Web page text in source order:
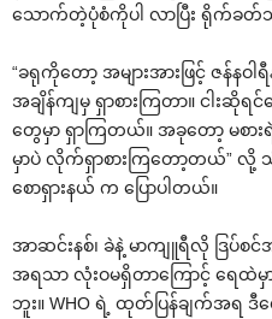
သောက်တဲ့ပုံစံကိုပါ လာပြီး ရိုက်ခတ်သွ
“ခရုကိုတော့ အများအားဖြင့် ဇန်န
အချိန်ကျမှ ရှာစားကြတာ။ ငါးဆို
တွေမှာ ရှာကြတယ်။ အခုတော့ မစားရဲ
မှာပဲ လိုက်ရှာစားကြတော့တယ်” လို့
စောရှားနယ် က ပြောပါတယ်။
အာဆင်းနစ်၊ ခဲနဲ့ မာကျူရီလို ဒြပ်စ
အရသာ လုံးဝမရှိတာကြောင့် ရေထဲမှ
ဘူး။ WHO ရဲ့ ထုတ်ပြန်ချက်အရ ဒီ